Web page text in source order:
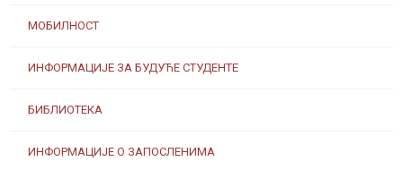
МОБИЛНОСТ
ИНФОРМАЦИЈЕ ЗА БУДУЋЕ СТУДЕНТЕ
БИБЛИОТЕКА
ИНФОРМАЦИЈЕ О ЗАПОСЛЕНИМА